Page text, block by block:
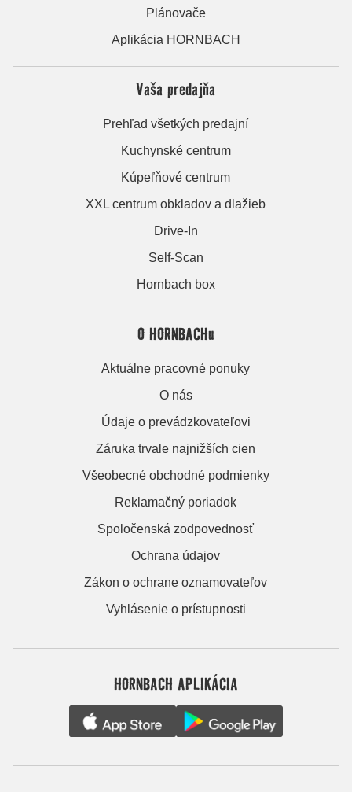
Plánovače
Aplikácia HORNBACH
Vaša predajňa
Prehľad všetkých predajní
Kuchynské centrum
Kúpeľňové centrum
XXL centrum obkladov a dlažieb
Drive-In
Self-Scan
Hornbach box
O HORNBACHu
Aktuálne pracovné ponuky
O nás
Údaje o prevádzkovateľovi
Záruka trvale najnižších cien
Všeobecné obchodné podmienky
Reklamačný poriadok
Spoločenská zodpovednosť
Ochrana údajov
Zákon o ochrane oznamovateľov
Vyhlásenie o prístupnosti
HORNBACH APLIKÁCIA